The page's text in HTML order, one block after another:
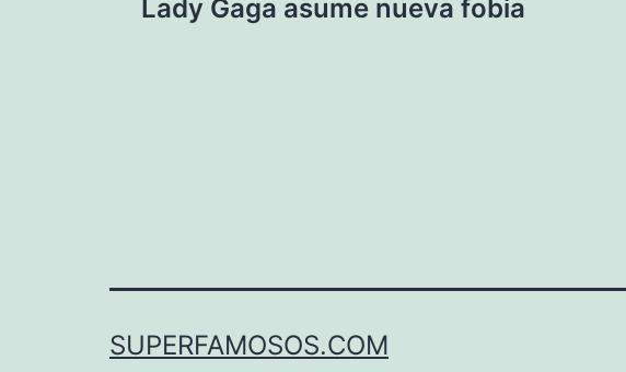
Lady Gaga asume nueva fobia
SUPERFAMOSOS.COM